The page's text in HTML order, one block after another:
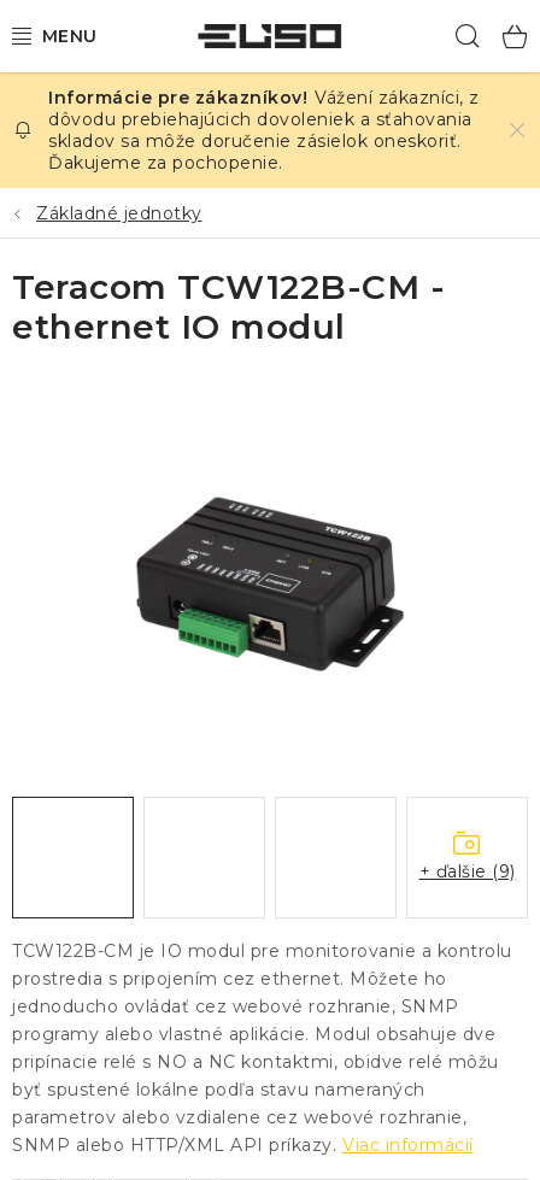
na
ELEKTRINA
TEPLOTA A VLHKOSŤ
TLAK A ÚNIKY
ZÁZNAMNÍKY
Vážení zákazníci, z
dôvodu prebiehajúcich dovoleniek a sťahovania
skladov sa môže doručenie zásielok oneskoriť.
Ďakujeme za pochopenie.
Základné jednotky
TCW122B-CM je IO modul pre monitorovanie a kontrolu
prostredia s pripojením cez ethernet. Môžete ho
jednoducho ovládať cez webové rozhranie, SNMP
programy alebo vlastné aplikácie. Modul obsahuje dve
pripínacie relé s NO a NC kontaktmi, obidve relé môžu
byť spustené lokálne podľa stavu nameraných
parametrov alebo vzdialene cez webové rozhranie,
SNMP alebo HTTP/XML API príkazy. Viac informácií
Teracom TCW122B-CM -
ethernet IO modul
+ ďalšie (9)